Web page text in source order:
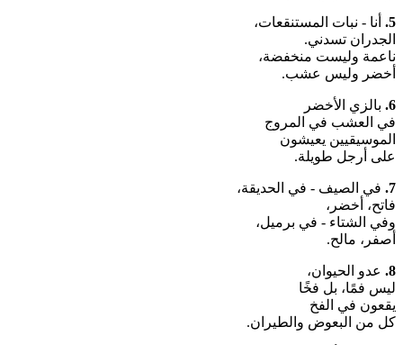
5.
أنا - نبات المستنقعات،
الجدران تسدني.
ناعمة وليست منخفضة،
أخضر وليس عشب.
6. بالزي الأخضر
في العشب في المروج
الموسيقيين يعيشون
على أرجل طويلة.
7. في الصيف - في الحديقة،
فاتح، أخضر،
وفي الشتاء - في برميل،
أصفر، مالح.
8. عدو الحيوان،
ليس فمًا، بل فخًا
يقعون في الفخ
كل من البعوض والطيران.